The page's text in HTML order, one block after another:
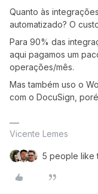
Quanto às
automatizado? O
Para 90% das
aqui pagamos um
operações/mês.
Mas também uso o
com o DocuSign,
Vicente Lemes
5 people like